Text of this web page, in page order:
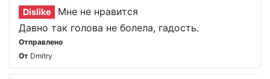
Dislike
Мне не нравится
Давно так голова не болела, гадость.
Отправлено
От Dmitry